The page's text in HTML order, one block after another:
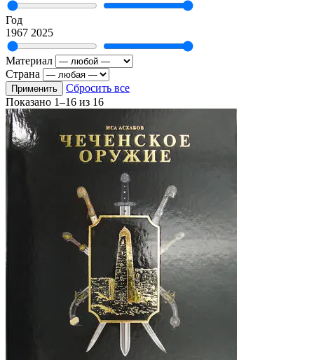
Год
1967 2025
Материал
Страна
Применить
Сбросить все
Показано 1–16 из 16